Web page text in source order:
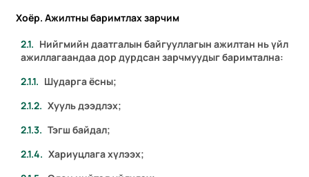
Хоёр. Ажилтны баримтлах зарчим
Нийгмийн даатгалын байгууллагын ажилтан нь үйл
ажиллагаандаа дор дурдсан зарчмуудыг баримтална:
Шударга ёсны;
Хууль дээдлэх;
Тэгш байдал;
Хариуцлага хүлээх;